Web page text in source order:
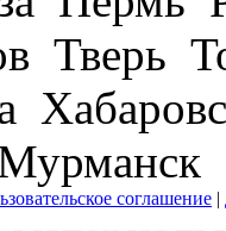
Тверь
соглашение |